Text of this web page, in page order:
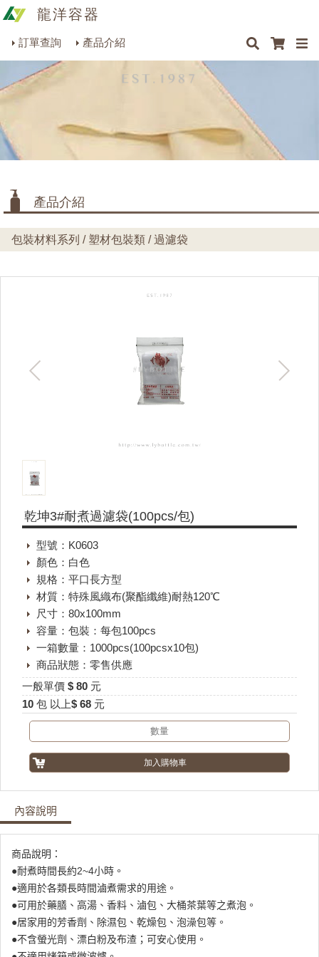
龍洋容器
訂單查詢
產品介紹
商品搜尋
生活雜貨系列
美容用品系列
最新消息 聯絡我們
產品介紹
包裝材料系列 / 塑材包裝類 / 過濾袋
乾坤3#耐煮過濾袋(100pcs/包)
型號：K0603
顏色：白色
規格：平口長方型
材質：特殊風織布(聚酯纖維)耐熱120℃
尺寸：80x100mm
容量：包裝：每包100pcs
一箱數量：1000pcs(100pcsx10包)
商品狀態：零售供應
一般單價 $ 80 元
10 包 以上$ 68 元
內容說明
商品說明：
●耐煮時間長約2~4小時。
●適用於各類長時間滷煮需求的用途。
●可用於藥膳、高湯、香料、滷包、大桶茶葉等之煮泡。
●居家用的芳香劑、除濕包、乾燥包、泡澡包等。
●不含螢光劑、漂白粉及布渣；可安心使用。